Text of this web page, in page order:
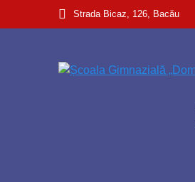
Strada Bicaz, 126, Bacău